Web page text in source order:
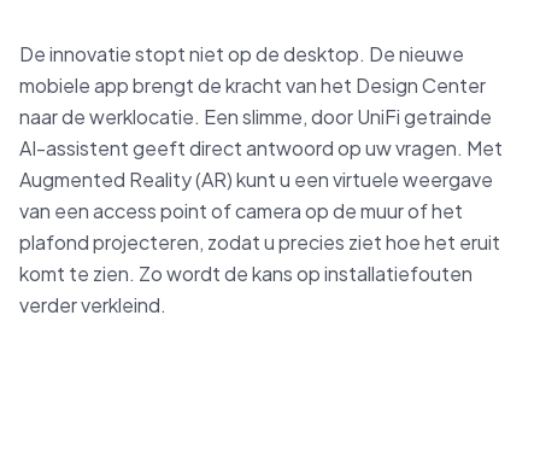
De innovatie stopt niet op de desktop. De nieuwe
mobiele app brengt de kracht van het Design Center
naar de werklocatie. Een slimme, door UniFi getrainde
AI-assistent geeft direct antwoord op uw vragen. Met
Augmented Reality (AR) kunt u een virtuele weergave
van een access point of camera op de muur of het
plafond projecteren, zodat u precies ziet hoe het eruit
komt te zien. Zo wordt de kans op installatiefouten
verder verkleind.